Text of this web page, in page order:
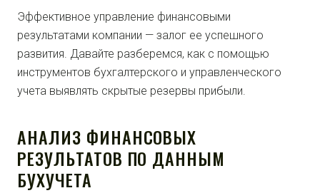
Эффективное управление финансовыми
результатами компании — залог ее успешного
развития. Давайте разберемся, как с помощью
инструментов бухгалтерского и управленческого
учета выявлять скрытые резервы прибыли.
АНАЛИЗ ФИНАНСОВЫХ
РЕЗУЛЬТАТОВ ПО ДАННЫМ
БУХУЧЕТА